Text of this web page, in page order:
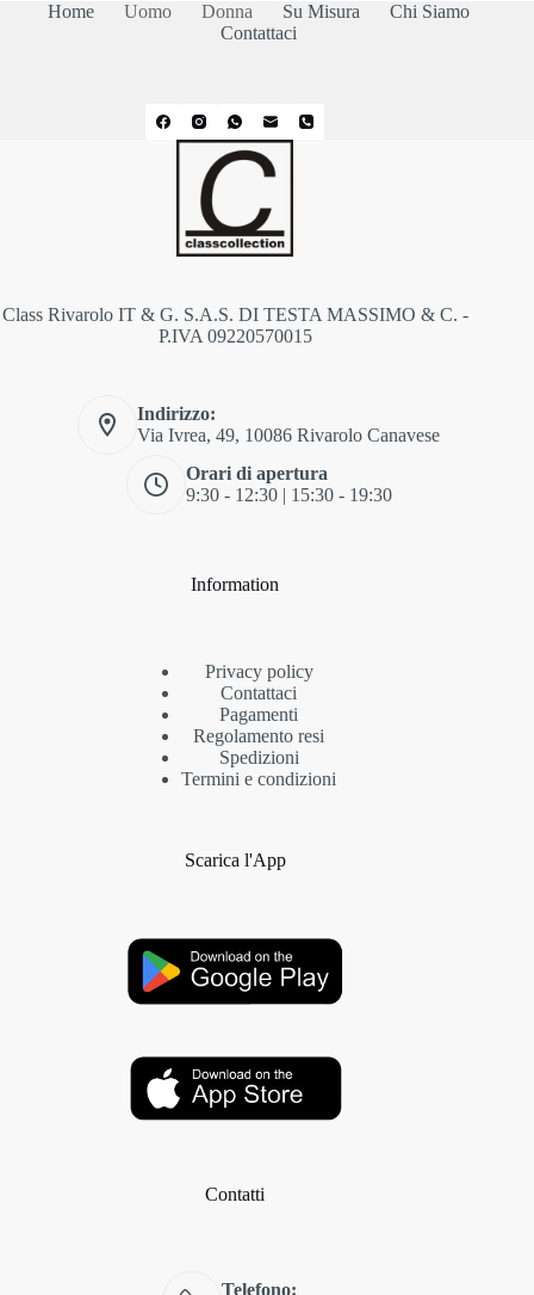
Home Uomo Donna Su Misura
Chi Siamo
Contattaci
Class Rivarolo IT & G. S.A.S. DI TESTA MASSIMO & C. -
P.IVA 09220570015
Indirizzo:
Via Ivrea, 49, 10086 Rivarolo Canavese
Orari di apertura
9:30 - 12:30 | 15:30 - 19:30
Information
Privacy policy
Contattaci
Pagamenti
Regolamento resi
Spedizioni
Termini e condizioni
Scarica l'App
Contatti
Telefono: